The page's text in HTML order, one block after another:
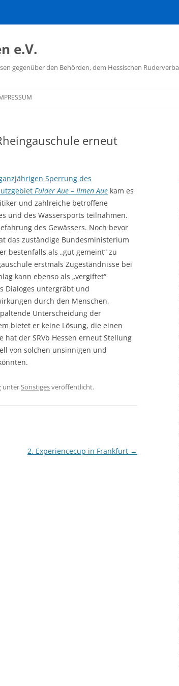
e.V.
gegenüber den Behörden, dem Hessischen
erneut
Sperrung des
Fulder Aue – Ilmen Aue kam es
und zahlreiche betroffene
und des Wassersports teilnahmen.
des Gewässers. Noch bevor
das zuständige Bundesministerium
bestenfalls als „gut gemeint“ zu
erstmals Zugeständnisse bei
kann ebenso als „vergiftet“
Dialoges untergräbt und
durch den Menschen,
Unterscheidung der
bietet er keine Lösung, die einen
der SRVb Hessen erneut Stellung
von solchen unsinnigen und
unterSonstigesveröffentlicht.
2. Experiencecup in Frankfurt →